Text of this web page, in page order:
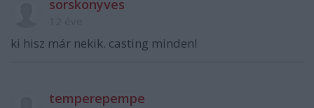
sorskonyves
ki hisz már nekik. casting minden!
temperepempe